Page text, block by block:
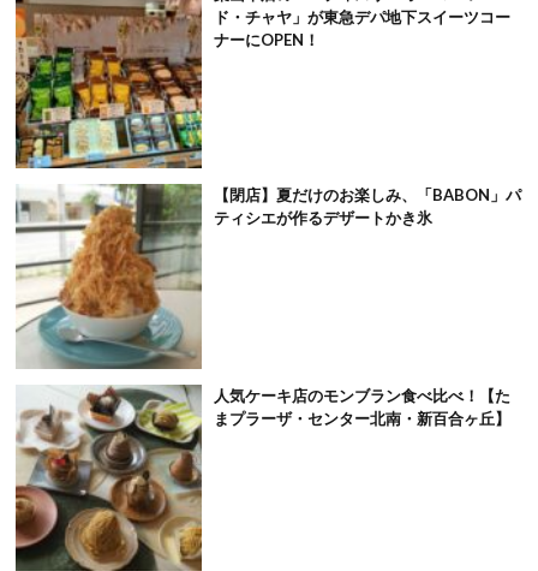
ド・チャヤ」が東急デパ地下スイーツコー
ナーにOPEN！
【閉店】夏だけのお楽しみ、「BABON」パ
ティシエが作るデザートかき氷
人気ケーキ店のモンブラン食べ比べ！【た
まプラーザ・センター北南・新百合ヶ丘】